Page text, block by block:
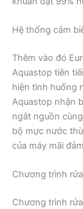
Hệ thống cảm
Thêm vào đó
Aquastop tiên
hiện tình huống
Aquastop nhận
ngắt nguồn
bộ mực nước
của máy mãi
Chương trình
Chương trình